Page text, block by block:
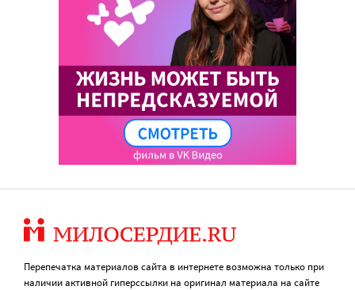
Перепечатка материалов сайта в интернете возможна только при
наличии активной гиперссылки на оригинал материала на сайте